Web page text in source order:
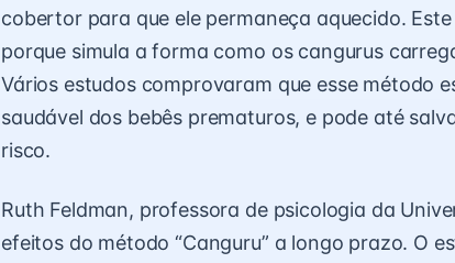
cobertor para que ele permaneça aquecido.
porque simula a forma como os cangurus
Vários estudos comprovaram que esse método
saudável dos bebês prematuros, e pode até
risco.
Ruth Feldman, professora de psicologia da
efeitos do método “Canguru” a longo prazo. O